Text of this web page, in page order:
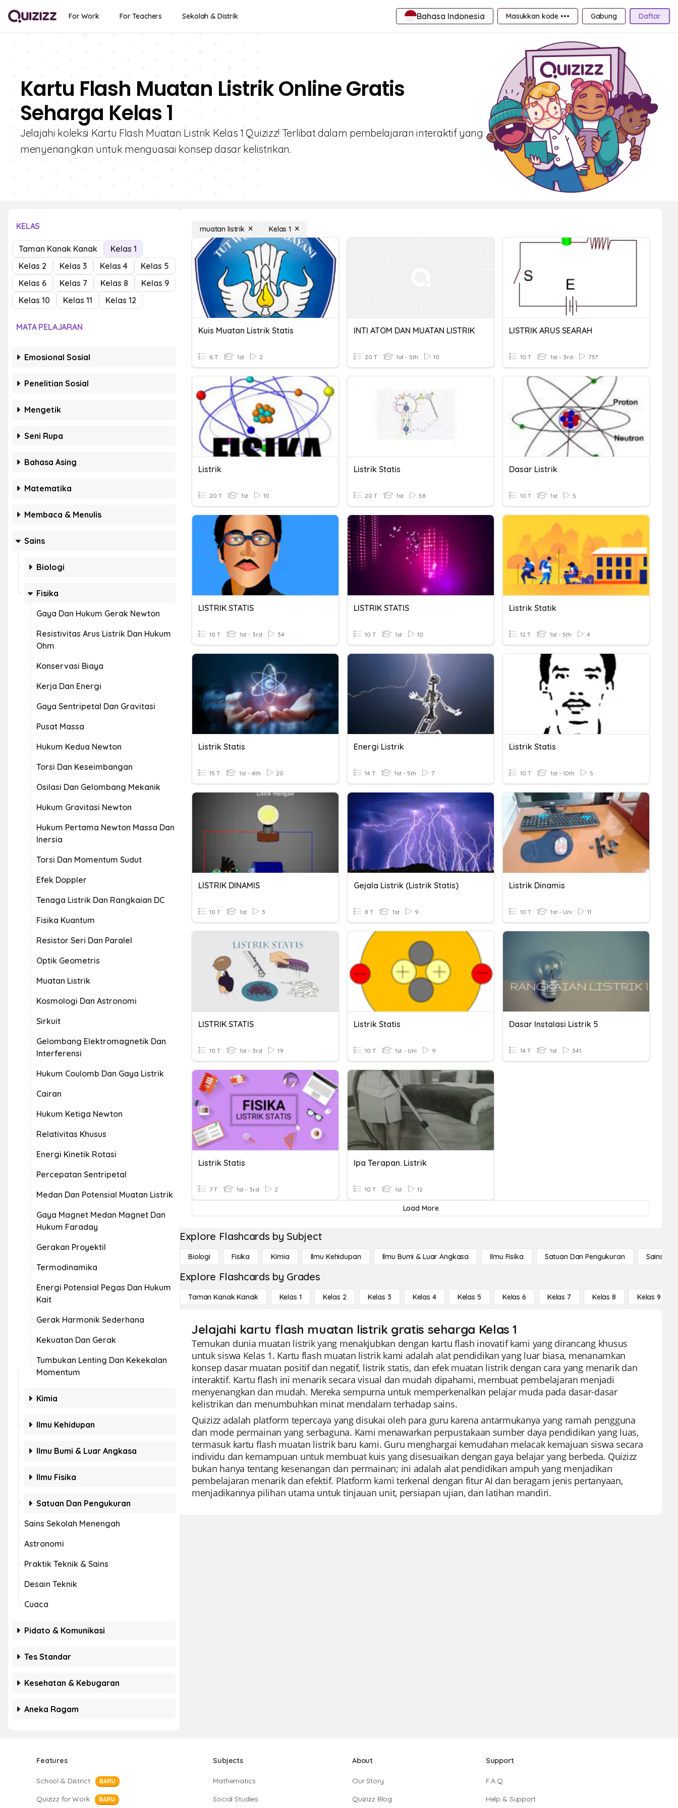
For Work For Teachers Sekolah & Distrik Bahasa Indonesia Masukkan kode ••• Gabung Daftar
Kartu Flash Muatan Listrik Online Gratis
Seharga Kelas 1
Jelajahi koleksi Kartu Flash Muatan Listrik Kelas 1 Quizizz! Terlibat dalam pembelajaran interaktif yang
menyenangkan untuk menguasai konsep dasar kelistrikan.
KELAS
Taman Kanak Kanak
Kelas 1
Kelas 2
Kelas 3 Kelas 4
Kelas 5
Kelas 6
Kelas 7 Kelas 8
Kelas 9
Kelas 10
Kelas 11 Kelas 12
MATA PELAJARAN
Emosional Sosial
Penelitian Sosial
Mengetik
Seni Rupa
Bahasa Asing
Matematika
Membaca & Menulis
Sains
Biologi
Fisika
Gaya Dan Hukum Gerak Newton
Resistivitas Arus Listrik Dan Hukum
Ohm
Konservasi Biaya
Kerja Dan Energi
Gaya Sentripetal Dan Gravitasi
Pusat Massa
Hukum Kedua Newton
Torsi Dan Keseimbangan
Osilasi Dan Gelombang Mekanik
Hukum Gravitasi Newton
Hukum Pertama Newton Massa Dan
Inersia
Torsi Dan Momentum Sudut
Efek Doppler
Tenaga Listrik Dan Rangkaian DC
Fisika Kuantum
Resistor Seri Dan Paralel
Optik Geometris
Muatan Listrik
Kosmologi Dan Astronomi
Sirkuit
Gelombang Elektromagnetik Dan
Interferensi
Hukum Coulomb Dan Gaya Listrik
Cairan
Hukum Ketiga Newton
Relativitas Khusus
Energi Kinetik Rotasi
Percepatan Sentripetal
Medan Dan Potensial Muatan Listrik
Gaya Magnet Medan Magnet Dan
Hukum Faraday
Gerakan Proyektil
Termodinamika
Energi Potensial Pegas Dan Hukum
Kait
Gerak Harmonik Sederhana
Kekuatan Dan Gerak
Tumbukan Lenting Dan Kekekalan
Momentum
Kimia
Ilmu Kehidupan
Ilmu Bumi & Luar Angkasa
Ilmu Fisika
Satuan Dan Pengukuran
Sains Sekolah Menengah
Astronomi
Praktik Teknik & Sains
Desain Teknik
Cuaca
Pidato & Komunikasi
Tes Standar
Kesehatan & Kebugaran
Aneka Ragam
muatan listrik Kelas 1
Kuis Muatan Listrik Statis
6 T 1st 2
INTI ATOM DAN MUATAN LISTRIK
20 T 1st - 5th 10
LISTRIK ARUS SEARAH
10 T 1st - 3rd 737
Listrik
20 T 1st 10
Listrik Statis
20 T 1st 58
Dasar Listrik
10 T 1st 5
LISTRIK STATIS
10 T 1st - 3rd 34
LISTRIK STATIS
10 T 1st 10
Listrik Statik
12 T 1st - 5th 4
Listrik Statis
15 T 1st - 4th 20
Energi Listrik
14 T 1st - 5th 7
Listrik Statis
10 T 1st - 10th 5
LISTRIK DINAMIS
10 T 1st 3
Gejala Listrik (listrik Statis)
8 T 1st 9
Listrik Dinamis
10 T 1st - Uni 11
LISTRIK STATIS
10 T 1st - 3rd 19
Listrik Statis
10 T 1st - Uni 9
Dasar Instalasi Listrik 5
14 T 1st 341
Listrik Statis
7 T 1st - 3rd 2
Ipa Terapan. Listrik
10 T 1st 12
Load More
Explore Flashcards by Subject
Biologi Fisika Kimia Ilmu Kehidupan Ilmu Bumi & Luar Angkasa Ilmu Fisika Satuan Dan Pengukuran Sains
Explore Flashcards by Grades
Taman Kanak Kanak Kelas 1 Kelas 2 Kelas 3 Kelas 4 Kelas 5 Kelas 6 Kelas 7 Kelas 8 Kelas 9
Jelajahi kartu flash muatan listrik gratis seharga Kelas 1
Temukan dunia muatan listrik yang menakjubkan dengan kartu flash inovatif kami yang dirancang khusus
untuk siswa Kelas 1. Kartu flash muatan listrik kami adalah alat pendidikan yang luar biasa, menanamkan
konsep dasar muatan positif dan negatif, listrik statis, dan efek muatan listrik dengan cara yang menarik dan
interaktif. Kartu flash ini menarik secara visual dan mudah dipahami, membuat pembelajaran menjadi
menyenangkan dan mudah. Mereka sempurna untuk memperkenalkan pelajar muda pada dasar-dasar
kelistrikan dan menumbuhkan minat mendalam terhadap sains.
Quizizz adalah platform tepercaya yang disukai oleh para guru karena antarmukanya yang ramah pengguna
dan mode permainan yang serbaguna. Kami menawarkan perpustakaan sumber daya pendidikan yang luas,
termasuk kartu flash muatan listrik baru kami. Guru menghargai kemudahan melacak kemajuan siswa secara
individu dan kemampuan untuk membuat kuis yang disesuaikan dengan gaya belajar yang berbeda. Quizizz
bukan hanya tentang kesenangan dan permainan; ini adalah alat pendidikan ampuh yang menjadikan
pembelajaran menarik dan efektif. Platform kami terkenal dengan fitur AI dan beragam jenis pertanyaan,
menjadikannya pilihan utama untuk tinjauan unit, persiapan ujian, dan latihan mandiri.
Features
School & District BARU
Quizizz for Work BARU
Subjects
Mathematics
Social Studies
About
Our Story
Quizizz Blog
Support
F.A.Q.
Help & Support